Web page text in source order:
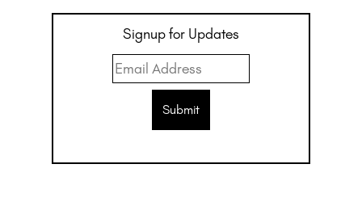
Signup for Updates